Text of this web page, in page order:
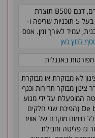
בקר מקורי מתקדם, דגם B500 תוצרת
Nabertherm, בעל 5 תוכניות שריפה ו-
עמיד לאורך זמן. אפס
לחץ כאן
באנגלית
לא מבוקרת או מבוקרת
צינון מבוקר תדירות וכנף
המופעלת על ידי מנוע
De binding (הפיכת שני חלקים
חימום מוקדם של אוויר
גז פליטה וחבילת